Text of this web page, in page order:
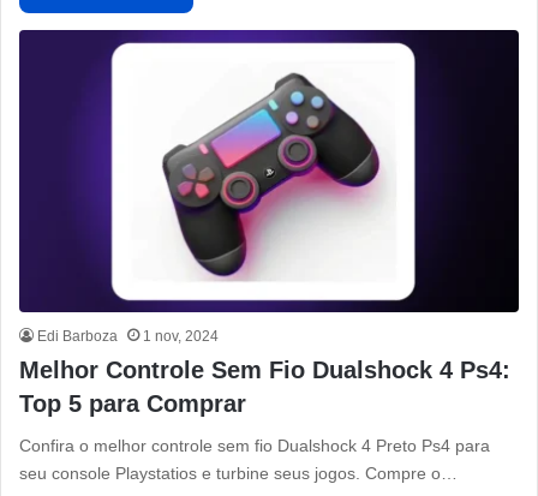
Edi Barboza 1 nov, 2024
Melhor Controle Sem Fio Dualshock 4 Ps4:
Top 5 para Comprar
Confira o melhor controle sem fio Dualshock 4 Preto Ps4 para
seu console Playstatios e turbine seus jogos. Compre o…